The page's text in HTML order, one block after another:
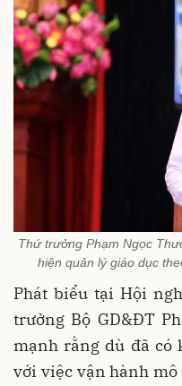
Thứ trưởng Phạm Ngọc
hiện quản lý giáo dục
Phát biểu tại Hội
trưởng Bộ GD&ĐT
mạnh rằng dù đã có
với việc vận hành